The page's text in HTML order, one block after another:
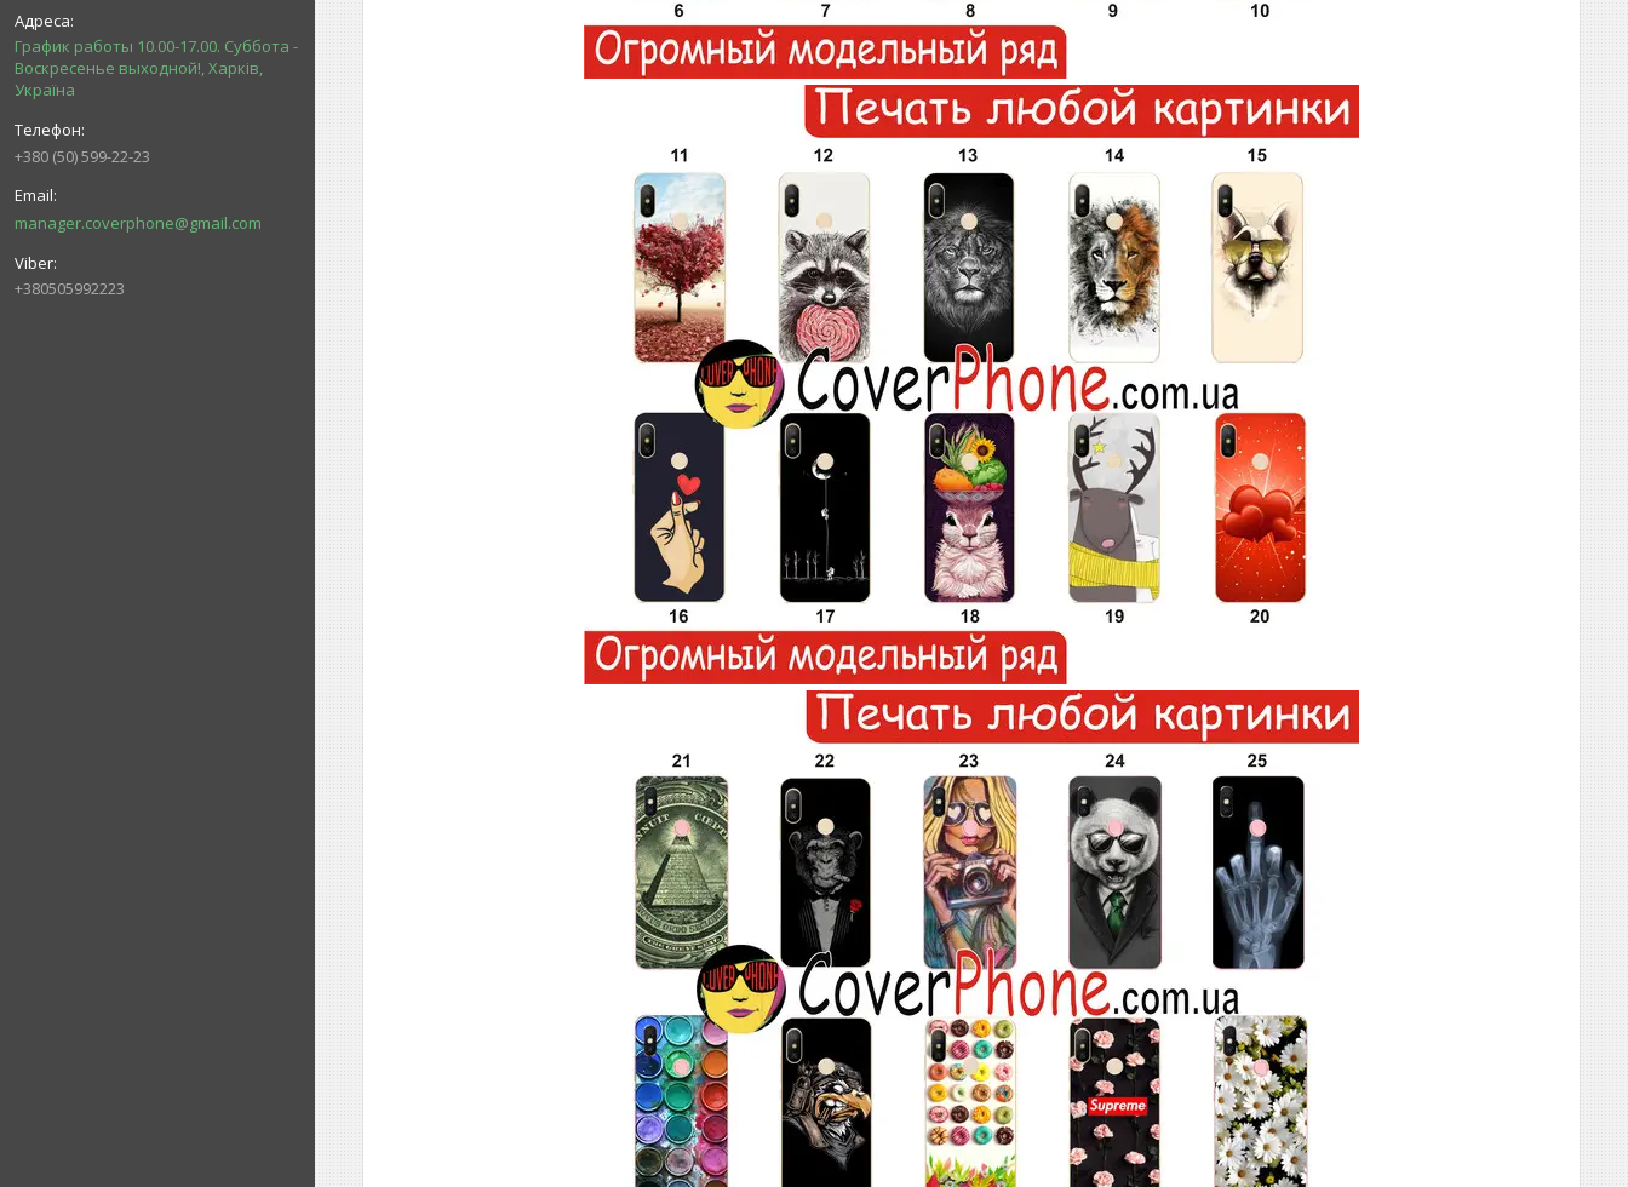
График работы 10.00-17.00. Суббота -
Воскресенье выходной!, Харків,
Україна
+380 (50) 599-22-23
manager.coverphone@gmail.com
+380505992223